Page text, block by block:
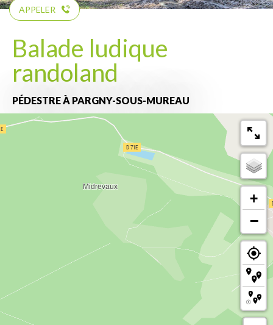
APPELER
Balade ludique
randoland
PÉDESTREÀ PARGNY-SOUS-MUREAU
+
−